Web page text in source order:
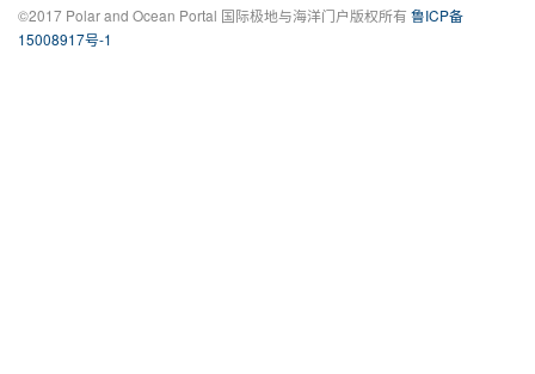
©2017 Polar and Ocean Portal 国际极地与海洋门户版权所有 鲁ICP备
15008917号-1